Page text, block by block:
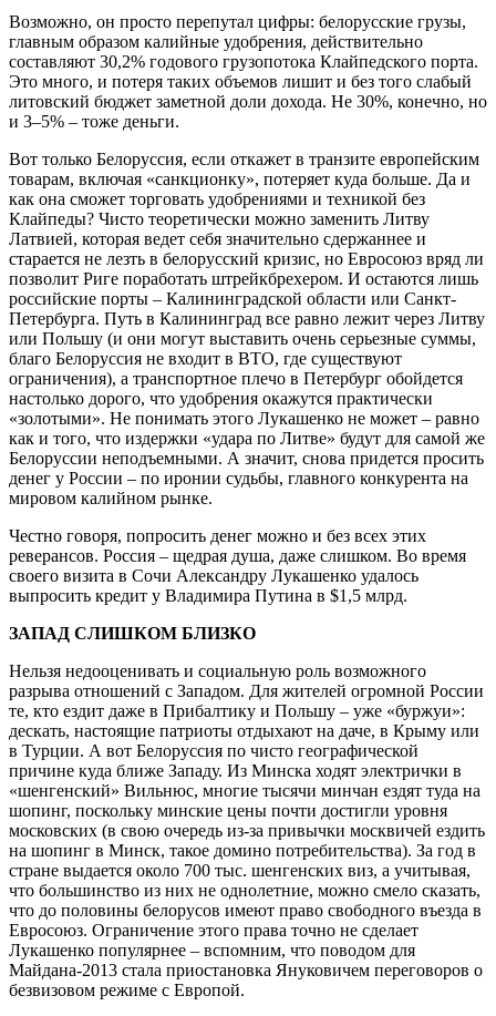
Возможно, он просто перепутал цифры: белорусские грузы,
главным образом калийные удобрения, действительно
составляют 30,2% годового грузопотока Клайпедского порта.
Это много, и потеря таких объемов лишит и без того слабый
литовский бюджет заметной доли дохода. Не 30%, конечно, но
и 3–5% – тоже деньги.
Вот только Белоруссия, если откажет в транзите европейским
товарам, включая «санкционку», потеряет куда больше. Да и
как она сможет торговать удобрениями и техникой без
Клайпеды? Чисто теоретически можно заменить Литву
Латвией, которая ведет себя значительно сдержаннее и
старается не лезть в белорусский кризис, но Евросоюз вряд ли
позволит Риге поработать штрейкбрехером. И остаются лишь
российские порты – Калининградской области или Санкт-
Петербурга. Путь в Калининград все равно лежит через Литву
или Польшу (и они могут выставить очень серьезные суммы,
благо Белоруссия не входит в ВТО, где существуют
ограничения), а транспортное плечо в Петербург обойдется
настолько дорого, что удобрения окажутся практически
«золотыми». Не понимать этого Лукашенко не может – равно
как и того, что издержки «удара по Литве» будут для самой же
Белоруссии неподъемными. А значит, снова придется просить
денег у России – по иронии судьбы, главного конкурента на
мировом калийном рынке.
Честно говоря, попросить денег можно и без всех этих
реверансов. Россия – щедрая душа, даже слишком. Во время
своего визита в Сочи Александру Лукашенко удалось
выпросить кредит у Владимира Путина в $1,5 млрд.
ЗАПАД СЛИШКОМ БЛИЗКО
Нельзя недооценивать и социальную роль возможного
разрыва отношений с Западом. Для жителей огромной России
те, кто ездит даже в Прибалтику и Польшу – уже «буржуи»:
дескать, настоящие патриоты отдыхают на даче, в Крыму или
в Турции. А вот Белоруссия по чисто географической
причине куда ближе Западу. Из Минска ходят электрички в
«шенгенский» Вильнюс, многие тысячи минчан ездят туда на
шопинг, поскольку минские цены почти достигли уровня
московских (в свою очередь из-за привычки москвичей ездить
на шопинг в Минск, такое домино потребительства). За год в
стране выдается около 700 тыс. шенгенских виз, а учитывая,
что большинство из них не однолетние, можно смело сказать,
что до половины белорусов имеют право свободного въезда в
Евросоюз. Ограничение этого права точно не сделает
Лукашенко популярнее – вспомним, что поводом для
Майдана-2013 стала приостановка Януковичем переговоров о
безвизовом режиме с Европой.